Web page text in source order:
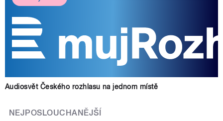
Audiosvět Českého rozhlasu na jednom místě
NEJPOSLOUCHANĚJŠÍ